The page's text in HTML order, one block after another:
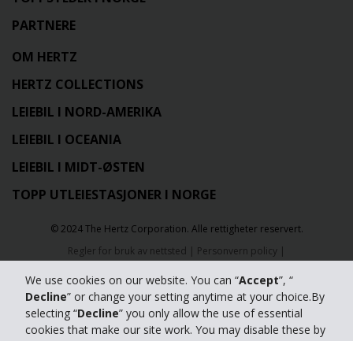
We use cookies on our website. You can “Accept”, “
Decline” or change your setting anytime at your choice.By
selecting “Decline” you only allow the use of essential
cookies that make our site work. You may disable these by
PARTNERE
OM HERTZ
HERTZ COLLECTIONS
LEIEBIL I NORD-AMERIKA
LEIEBIL I OCEANIA
LEIEBIL I MIDT-ØSTEN
TOPP UTLEIESTASJONER I NORGE
© 2024 The Hertz Corporation. Alle rettigheter reservert.
Regler for bruk av nettsted | Personvern policy |
Innstillinger for Cookies